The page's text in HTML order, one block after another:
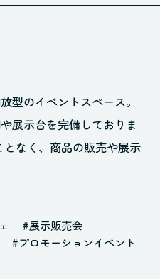
型のイベントスペース。
展示台を完備しておりま
なく、商品の販売や展示
#展示販売会
#プロモーションイベント